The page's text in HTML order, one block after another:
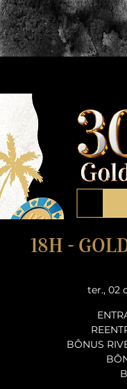
18H -
ter., 02
BÔNUS